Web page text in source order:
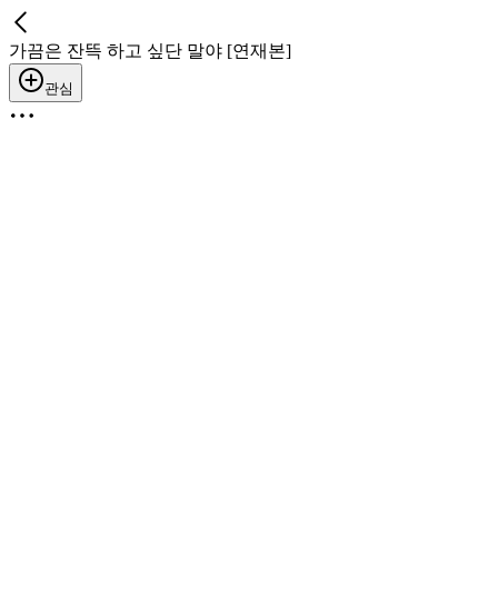
가끔은 잔뜩 하고 싶단 말야 [연재본]
관심